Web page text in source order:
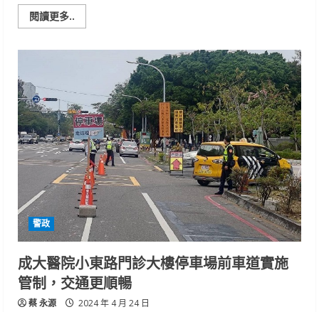
閱讀更多..
more
工
處
攜
手
南
市
府
勞
工
聯
合
辦
理
「潛
盾
工
法
作
業
安
全
觀
警政
成大醫院小東路門診大樓停車場前車道實施
管制，交通更順暢
蔡 永源 2024 年 4 月 24 日